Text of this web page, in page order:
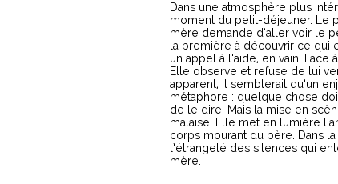
Dans une atmosphère plus
moment du petit-déjeuner. Le
mère demande d’aller voir le
la première à découvrir ce qui
un appel à l’aide, en vain.
Elle observe et refuse de lui
apparent, il semblerait qu’un
métaphore : quelque chose
de le dire. Mais la mise en
malaise. Elle met en lumière
corps mourant du père. Dans
l’étrangeté des silences qui
mère.